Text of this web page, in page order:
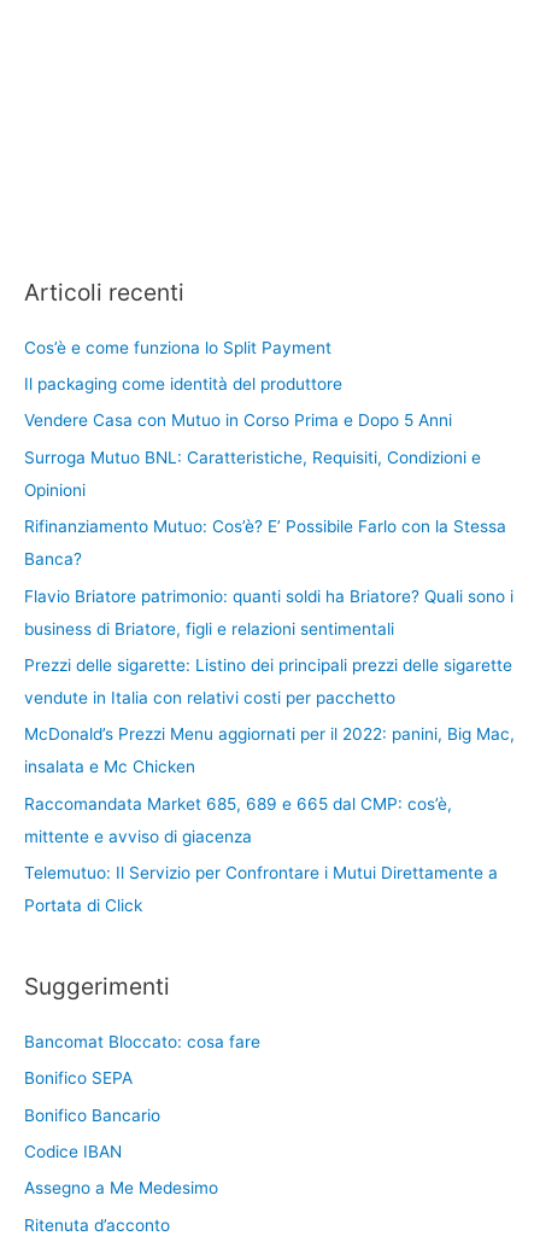
Articoli recenti
Cos’è e come funziona lo Split Payment
Il packaging come identità del produttore
Vendere Casa con Mutuo in Corso Prima e Dopo 5 Anni
Surroga Mutuo BNL: Caratteristiche, Requisiti, Condizioni e
Opinioni
Rifinanziamento Mutuo: Cos’è? E’ Possibile Farlo con la Stessa
Banca?
Flavio Briatore patrimonio: quanti soldi ha Briatore? Quali sono i
business di Briatore, figli e relazioni sentimentali
Prezzi delle sigarette: Listino dei principali prezzi delle sigarette
vendute in Italia con relativi costi per pacchetto
McDonald’s Prezzi Menu aggiornati per il 2022: panini, Big Mac,
insalata e Mc Chicken
Raccomandata Market 685, 689 e 665 dal CMP: cos’è,
mittente e avviso di giacenza
Telemutuo: Il Servizio per Confrontare i Mutui Direttamente a
Portata di Click
Suggerimenti
Bancomat Bloccato: cosa fare
Bonifico SEPA
Bonifico Bancario
Codice IBAN
Assegno a Me Medesimo
Ritenuta d’acconto